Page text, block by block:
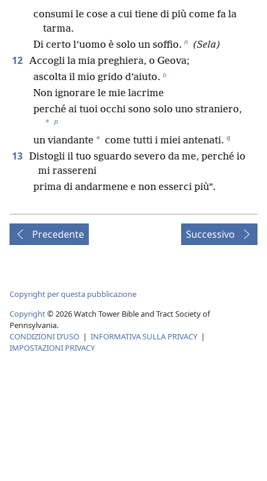
consumi le cose a cui tiene di più come fa la
tarma.
Di certo l’uomo è solo un soffio. n (Sela)
12 Accogli la mia preghiera, o Geova;
ascolta il mio grido d’aiuto. o
Non ignorare le mie lacrime
perché ai tuoi occhi sono solo uno straniero,
* p
un viandante * come tutti i miei antenati. q
13 Distogli il tuo sguardo severo da me, perché io
mi rassereni
prima di andarmene e non esserci più”.
Precedente Successivo
Copyright per questa pubblicazione
Copyright© 2026Watch Tower Bible and Tract Society of
Pennsylvania.
CONDIZIONI D’USO | INFORMATIVA SULLA PRIVACY |
IMPOSTAZIONI PRIVACY